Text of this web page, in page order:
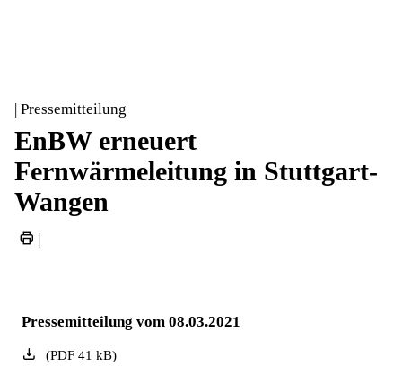
| Pressemitteilung
EnBW erneuert
Fernwärmeleitung in Stuttgart-
Wangen
|
Pressemitteilung vom 08.03.2021
(PDF41 kB)